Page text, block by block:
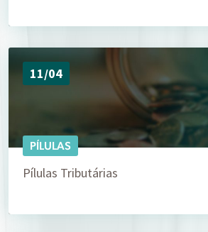
11/04
PÍLULAS
Pílulas Tributárias